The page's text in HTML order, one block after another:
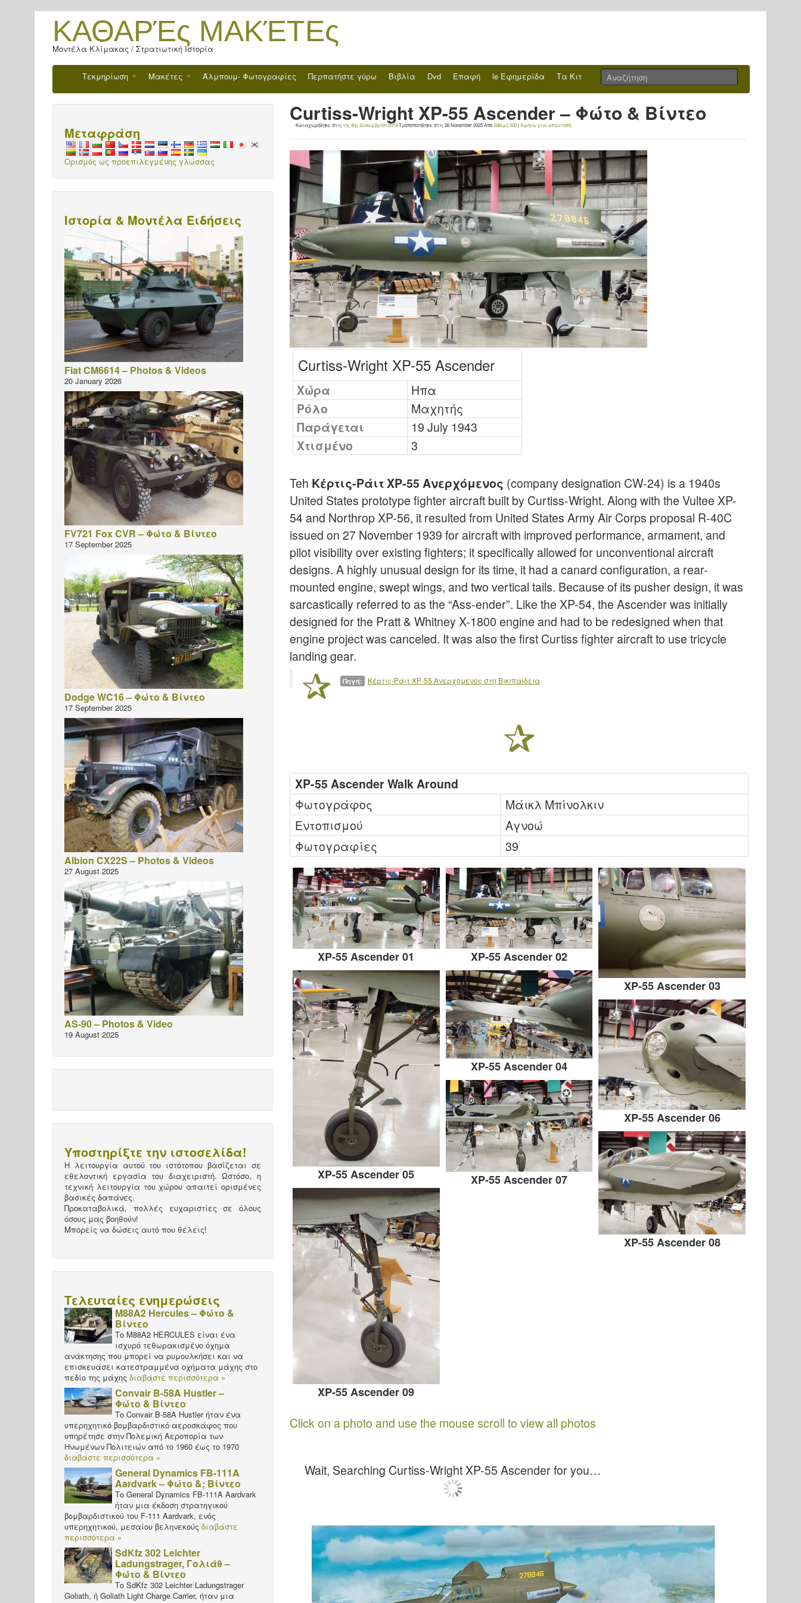
ΚΑΘΑΡΈς ΜΑΚΈΤΕς
Μοντέλα Κλίμακας / Στρατιωτική Ιστορία
Τεκμηρίωση Μακέτες Άλμπουμ- Φωτογραφίες Περπατήστε γύρω Βιβλία Dvd Επαφή le Εφημερίδα Τα Κιτ
Curtiss-Wright XP-55 Ascender – Φώτο & Βίντεο
Καταχωρήθηκε στιςτης 4ης Δεκεμβρίου 2019Τροποποιήθηκε στις26 November 2025ΑπόSdΚφζ.000|Αφήνω μια απάντηση
Curtiss-Wright XP-55 Ascender
Χώρα
Ηπα
Ρόλο
Μαχητής
Παράγεται
19 July 1943
Χτισμένο
3
Teh Κέρτις-Ράιτ XP-55 Ανερχόμενος (company designation CW-24) is a 1940s
United States prototype fighter aircraft built by Curtiss-Wright. Along with the Vultee XP-
54 and Northrop XP-56, it resulted from United States Army Air Corps proposal R-40C
issued on 27 November 1939 for aircraft with improved performance, armament, and
pilot visibility over existing fighters; it specifically allowed for unconventional aircraft
designs. A highly unusual design for its time, it had a canard configuration, a rear-
mounted engine, swept wings, and two vertical tails. Because of its pusher design, it was
sarcastically referred to as the “Ass-ender”. Like the XP-54, the Ascender was initially
designed for the Pratt & Whitney X-1800 engine and had to be redesigned when that
engine project was canceled. It was also the first Curtiss fighter aircraft to use tricycle
landing gear.
Πηγή: Κέρτις-Ράιτ XP-55 Ανερχόμενος στη Βικιπαίδεια
XP-55 Ascender Walk Around
Φωτογράφος
Μάικλ Μπίνολκιν
Εντοπισμού
Αγνοώ
Φωτογραφίες
39
XP-55 Ascender 01
XP-55 Ascender 02
XP-55 Ascender 03
XP-55 Ascender 05
XP-55 Ascender 04
XP-55 Ascender 06
XP-55 Ascender 07
XP-55 Ascender 08
XP-55 Ascender 09
Click on a photo and use the mouse scroll to view all photos
Wait, Searching Curtiss-Wright XP-55 Ascender for you…
Μεταφράση
Ορισμός ως προεπιλεγμένης γλώσσας
Ιστορία & Μοντέλα Ειδήσεις
Fiat CM6614 – Photos & Videos
20 January 2026
FV721 Fox CVR – Φώτο & Βίντεο
17 September 2025
Dodge WC16 – Φώτο & Βίντεο
17 September 2025
Albion CX22S – Photos & Videos
27 August 2025
AS-90 – Photos & Video
19 August 2025
Υποστηρίξτε την ιστοσελίδα!
Η λειτουργία αυτού του ιστότοπου βασίζεται σε
εθελοντική εργασία του διαχειριστή. Ωστόσο, η
τεχνική λειτουργία του χώρου απαιτεί ορισμένες
βασικές δαπάνες.
Προκαταβολικά, πολλές ευχαριστίες σε όλους
όσους μας βοηθούν!
Μπορείς να δώσεις αυτό που θέλεις!
Τελευταίες ενημερώσεις
M88A2 Hercules – Φώτο &
Βίντεο
Το M88A2 HERCULES είναι ένα
ισχυρό τεθωρακισμένο όχημα
ανάκτησης που μπορεί να ρυμουλκήσει και να
επισκευάσει κατεστραμμένα οχήματα μάχης στο
πεδίο της μάχης διαβάστε περισσότερα »
Convair B-58A Hustler –
Φώτο & Βίντεο
Το Convair B-58A Hustler ήταν ένα
υπερηχητικό βομβαρδιστικό αεροσκάφος που
υπηρέτησε στην Πολεμική Αεροπορία των
Ηνωμένων Πολιτειών από το 1960 έως το 1970
διαβάστε περισσότερα »
General Dynamics FB-111A
Aardvark – Φώτο &; Βίντεο
Το General Dynamics FB-111A Aardvark
ήταν μια έκδοση στρατηγικού
βομβαρδιστικού του F-111 Aardvark, ενός
υπερηχητικού, μεσαίου βεληνεκούς διαβάστε
περισσότερα »
SdKfz 302 Leichter
Ladungstrager, Γολιάθ –
Φώτο & Βίντεο
Το SdKfz 302 Leichter Ladungstrager
Goliath, ή Goliath Light Charge Carrier, ήταν μια